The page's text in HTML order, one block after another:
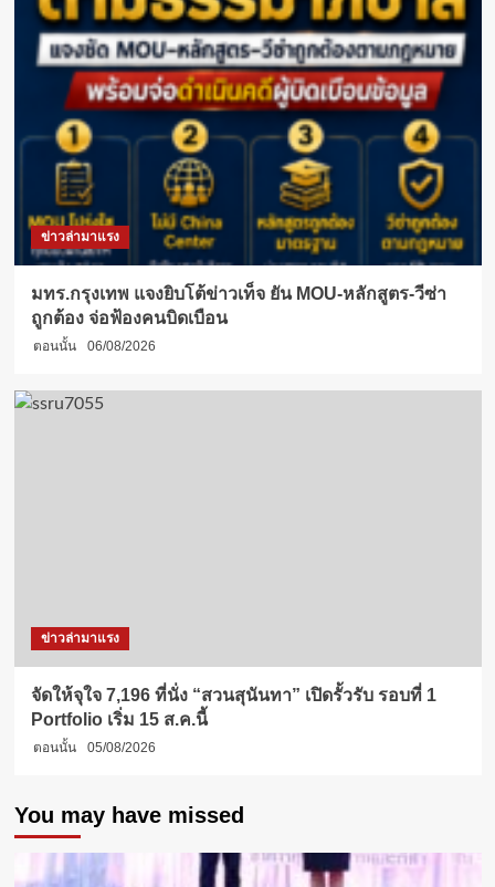
ข่าวล่ามาแรง
มทร.กรุงเทพ แจงยิบโต้ข่าวเท็จ ยัน MOU-หลักสูตร-วีซ่า
ถูกต้อง จ่อฟ้องคนบิดเบือน
ตอนนั้น 06/08/2026
ข่าวล่ามาแรง
จัดให้จุใจ 7,196 ที่นั่ง “สวนสุนันทา” เปิดรั้วรับ รอบที่ 1
Portfolio เริ่ม 15 ส.ค.นี้
ตอนนั้น 05/08/2026
You may have missed